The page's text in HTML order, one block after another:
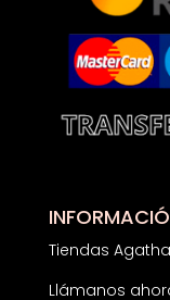
Tiendas
Llámanos